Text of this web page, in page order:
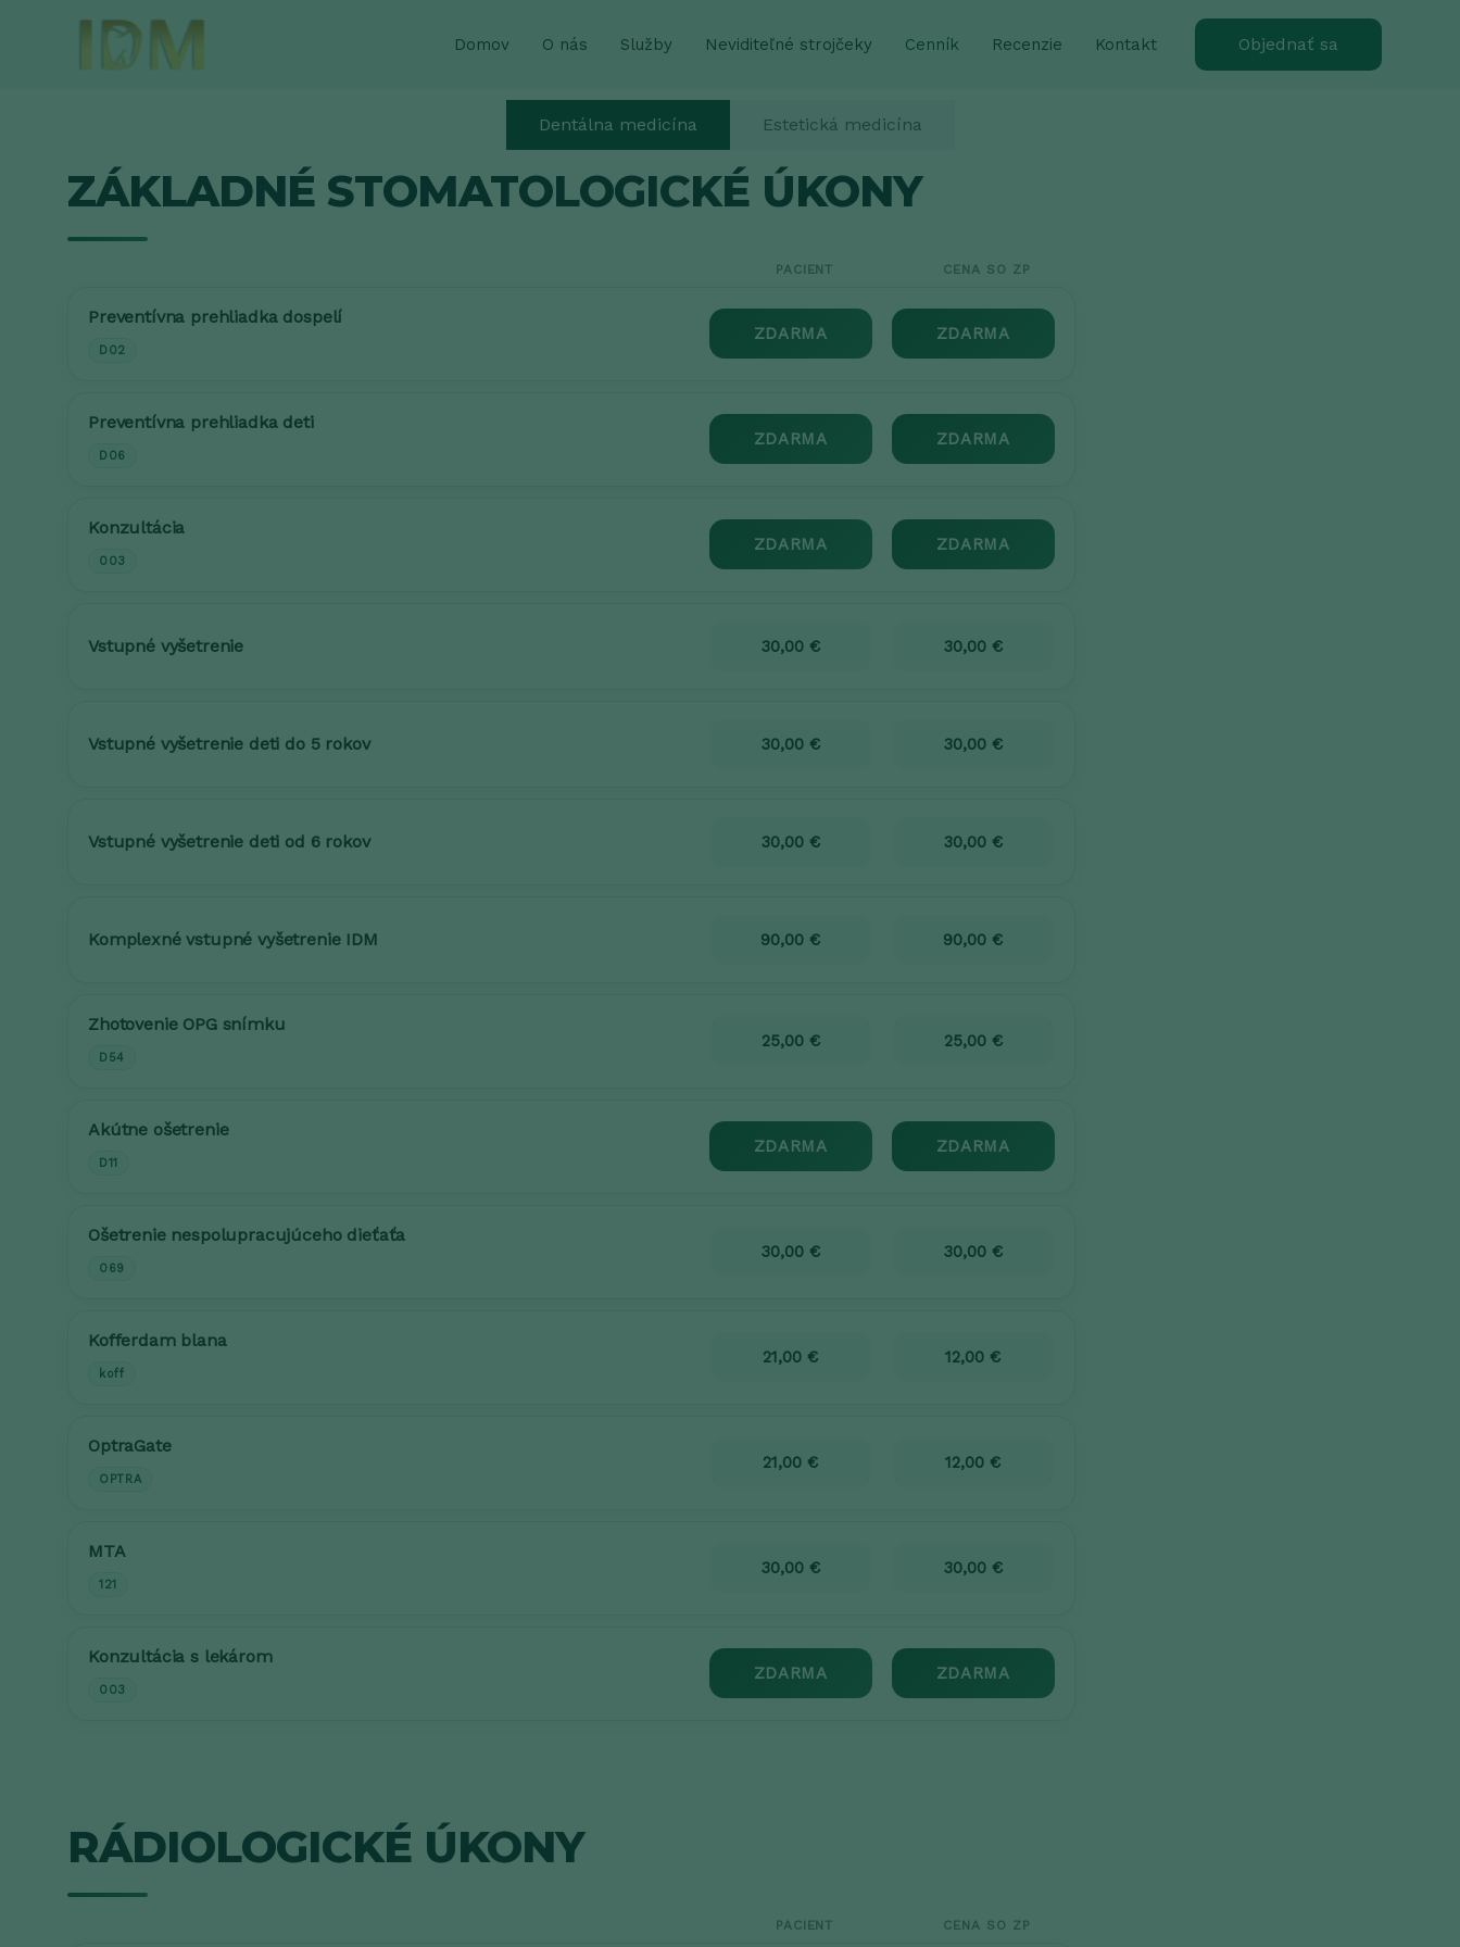
Domov O nás Služby Neviditeľné strojčeky Cenník Recenzie Kontakt Objednať sa
Dentálna medicína Estetická medicína
ZÁKLADNÉ STOMATOLOGICKÉ ÚKONY
PACIENT CENA SO ZP
Preventívna prehliadka dospelí
D02
ZDARMA ZDARMA
Preventívna prehliadka deti
D06
ZDARMA ZDARMA
Konzultácia
003
ZDARMA ZDARMA
Vstupné vyšetrenie 30,00 € 30,00 €
Vstupné vyšetrenie deti do 5 rokov 30,00 € 30,00 €
Vstupné vyšetrenie deti od 6 rokov 30,00 € 30,00 €
Komplexné vstupné vyšetrenie IDM 90,00 € 90,00 €
Zhotovenie OPG snímku
D54
25,00 € 25,00 €
Akútne ošetrenie
D11
ZDARMA ZDARMA
Ošetrenie nespolupracujúceho dieťaťa
069
30,00 € 30,00 €
Kofferdam blana
koff
21,00 € 12,00 €
OptraGate
OPTRA
21,00 € 12,00 €
MTA
121
30,00 € 30,00 €
Konzultácia s lekárom
003
ZDARMA ZDARMA
RÁDIOLOGICKÉ ÚKONY
PACIENT CENA SO ZP